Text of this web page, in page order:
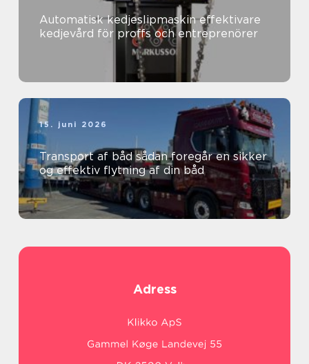
Automatisk kedjeslipmaskin effektivare
kedjevård för proffs och entreprenörer
15. juni 2026
Transport af båd sådan foregår en sikker
og effektiv flytning af din båd
Adress